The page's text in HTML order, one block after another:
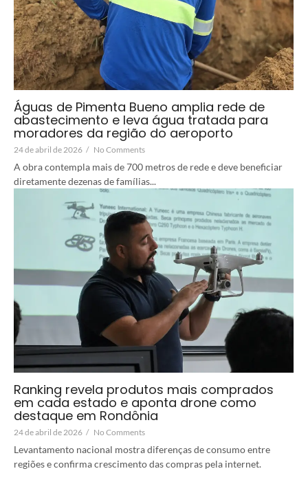
Águas de Pimenta Bueno amplia rede de
abastecimento e leva água tratada para
moradores da região do aeroporto
24 de abril de 2026 / No Comments
A obra contempla mais de 700 metros de rede e deve beneficiar
diretamente dezenas de famílias...
Ranking revela produtos mais comprados
em cada estado e aponta drone como
destaque em Rondônia
24 de abril de 2026 / No Comments
Levantamento nacional mostra diferenças de consumo entre
regiões e confirma crescimento das compras pela internet.